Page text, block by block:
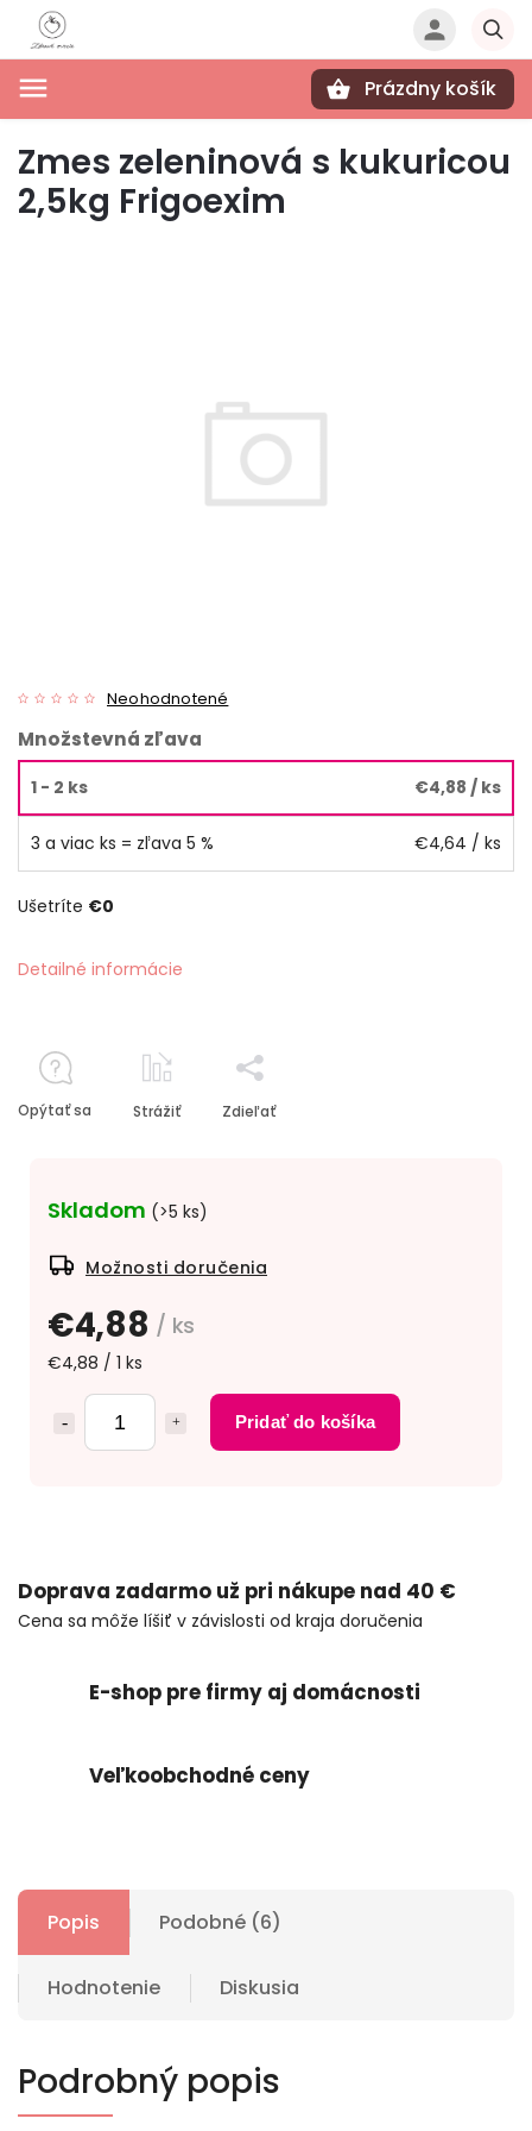
Prázdny košík
Zmes zeleninová s kukuricou
2,5kg Frigoexim
Neohodnotené
€4,88 / ks
€4,88 / 1 ks
Pridať do košíka
Skladom (>5 ks)
Možnosti doručenia
Množstevná zľava
1 - 2 ks €4,88 / ks
3 a viac ks = zľava 5 % €4,64 / ks
Ušetríte €0
Detailné informácie
Opýtať sa Strážiť Zdieľať
Doprava zadarmo už pri nákupe nad 40 €
Cena sa môže líšiť v závislosti od kraja doručenia
E-shop pre firmy aj domácnosti
Veľkoobchodné ceny
Popis Podobné (6)
Hodnotenie Diskusia
Podrobný popis